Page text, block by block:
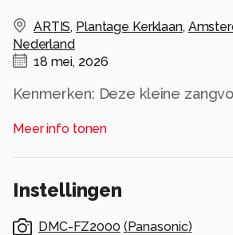
ARTIS, Plantage Kerklaan,
Nederland
18 mei, 2026
Kenmerken: Deze kleine
grijs-beige onderkant.Gedrag:
luidruchtig en leven vaak in
Alle rechten voorbehouden
Meer info tonen
Instellingen
DMC-FZ2000 (Panasonic)